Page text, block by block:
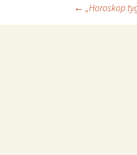
Nawigacja
← „Horoskop